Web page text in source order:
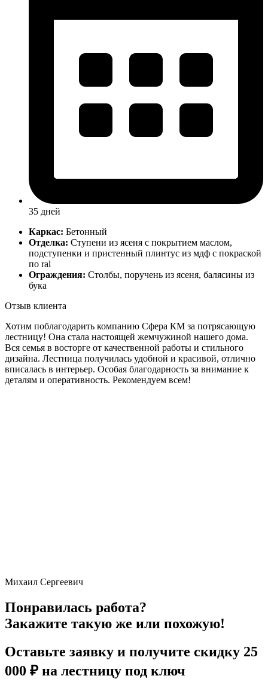
35 дней
Каркас: Бетонный
Отделка: Ступени из ясеня с покрытием маслом,
подступенки и пристенный плинтус из мдф с покраской
по ral
Ограждения: Столбы, поручень из ясеня, балясины из
бука
Отзыв клиента
Хотим поблагодарить компанию Сфера КМ за потрясающую
лестницу! Она стала настоящей жемчужиной нашего дома.
Вся семья в восторге от качественной работы и стильного
дизайна. Лестница получилась удобной и красивой, отлично
вписалась в интерьер. Особая благодарность за внимание к
деталям и оперативность. Рекомендуем всем!
Михаил Сергеевич
Понравилась работа?
Закажите такую же или похожую!
Оставьте заявку и получите скидку 25
000 ₽ на лестницу под ключ